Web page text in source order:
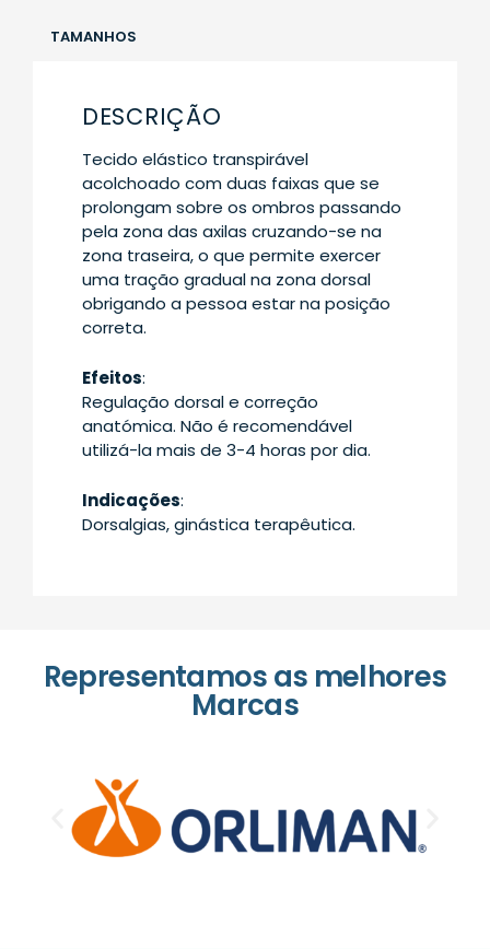
TAMANHOS
DESCRIÇÃO
Tecido elástico transpirável
acolchoado com duas faixas que se
prolongam sobre os ombros passando
pela zona das axilas cruzando-se na
zona traseira, o que permite exercer
uma tração gradual na zona dorsal
obrigando a pessoa estar na posição
correta.
Efeitos:
Regulação dorsal e correção
anatómica. Não é recomendável
utilizá-la mais de 3-4 horas por dia.
Indicações:
Dorsalgias, ginástica terapêutica.
Representamos as melhores
Marcas